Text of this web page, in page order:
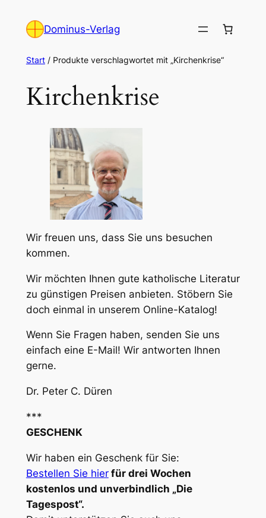
Inhalt
Dominus-Verlag
Start/ Produkte verschlagwortet mit „Kirchenkrise“
Kirchenkrise
Wir freuen uns, dass Sie uns besuchen
kommen.
Wir möchten Ihnen gute katholische Literatur
zu günstigen Preisen anbieten. Stöbern Sie
doch einmal in unserem Online-Katalog!
Wenn Sie Fragen haben, senden Sie uns
einfach eine E-Mail! Wir antworten Ihnen
gerne.
Dr. Peter C. Düren
***
GESCHENK
Wir haben ein Geschenk für Sie:
Bestellen Sie hier für drei Wochen
kostenlos und unverbindlich „Die
Tagespost“.